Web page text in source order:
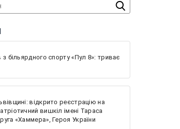
з більярдного спорту «Пул 8»: триває
відкрито реєстрацію на
вишкіл імені Тараса
«Хаммера», Героя України